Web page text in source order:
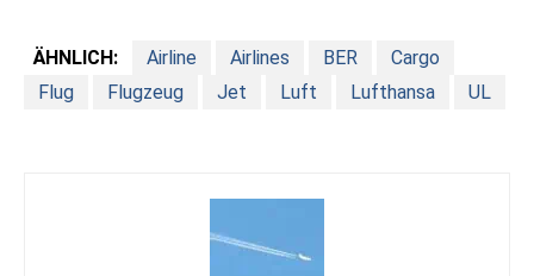
ÄHNLICH: Airline Airlines BER
Cargo
Flug
Flugzeug Jet Luft Lufthansa UL